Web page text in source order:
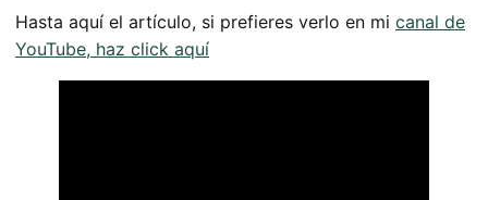
Hasta aquí el artículo, si prefieres verlo en mi canal de
YouTube, haz click aquí